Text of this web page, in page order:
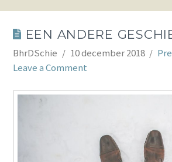
EEN ANDERE
BhrDSchie 10 december 2018
Leave a Comment